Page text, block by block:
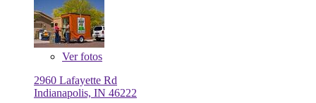
Verfotos
2960 Lafayette Rd
Indianapolis, IN 46222